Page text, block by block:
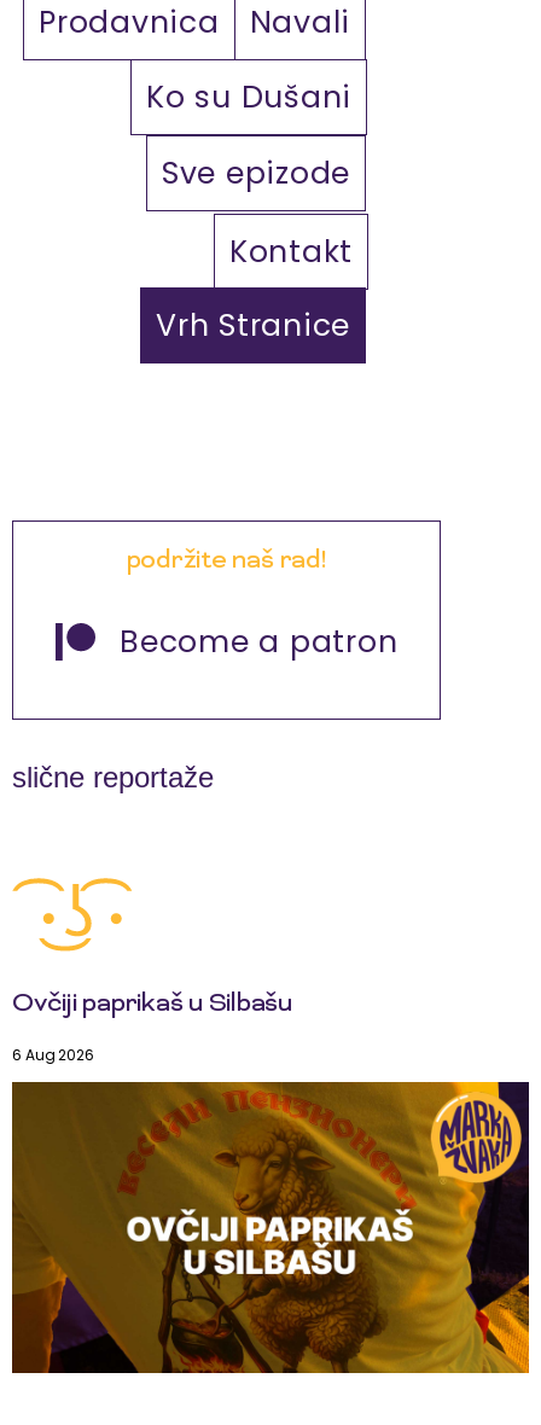
Prodavnica
Navali
Ko su Dušani
Sve epizode
Kontakt
Vrh Stranice
podržite naš rad!
Become a patron
slične reportaže
Ovčiji paprikaš u Silbašu
6 Aug 2026